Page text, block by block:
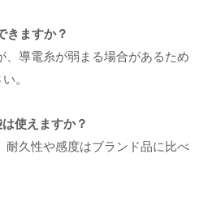
きますか？
導電糸が弱まる場合があるため
。
使えますか？
久性や感度はブランド品に比べ